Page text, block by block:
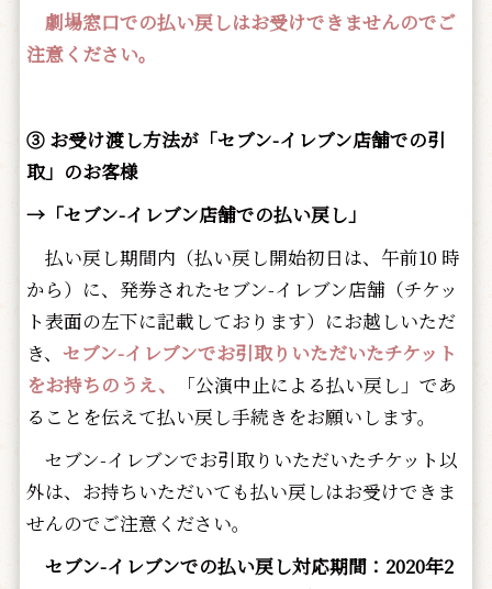
劇場窓口での払い戻しはお受けできませんのでご
注意ください。
③ お受け渡し方法が「セブン-イレブン店舗での引
取」のお客様
→「セブン-イレブン店舗での払い戻し」
払い戻し期間内（払い戻し開始初日は、午前10 時
から）に、発券されたセブン-イレブン店舗（チケッ
ト表面の左下に記載しております）にお越しいただ
き、 セブン-イレブンでお引取りいただいたチケット
をお持ちのうえ、
「公演中止による払い戻し」であ
ることを伝えて払い戻し手続きをお願いします。
セブン-イレブンでお引取りいただいたチケット以
外は、お持ちいただいても払い戻しはお受けできま
せんのでご注意ください。
セブン-イレブンでの払い戻し対応期間：2020年2